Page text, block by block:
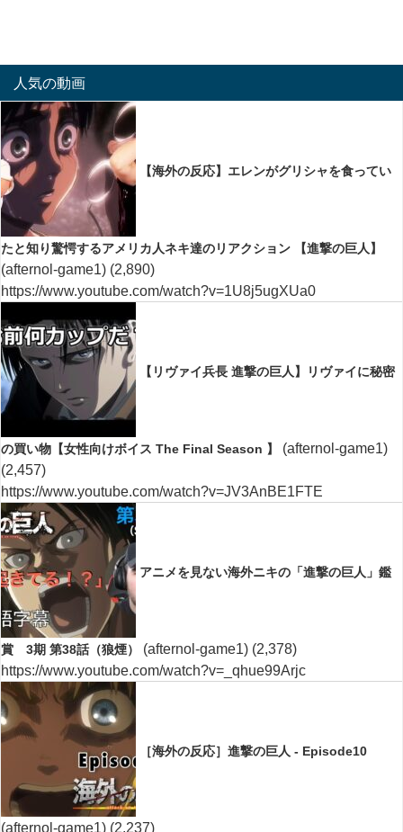
人気の動画
【海外の反応】エレンがグリシャを食ってい
たと知り驚愕するアメリカ人ネキ達のリアクション 【進撃の巨人】
(afternol-game1) (2,890)
https://www.youtube.com/watch?v=1U8j5ugXUa0
【リヴァイ兵長 進撃の巨人】リヴァイに秘密
の買い物【女性向けボイス The Final Season 】
(afternol-game1)
(2,457)
https://www.youtube.com/watch?v=JV3AnBE1FTE
アニメを見ない海外ニキの「進撃の巨人」鑑
賞 3期 第38話（狼煙） (afternol-game1) (2,378)
https://www.youtube.com/watch?v=_qhue99Arjc
［海外の反応］進撃の巨人 - Episode10
(afternol-game1) (2,237)